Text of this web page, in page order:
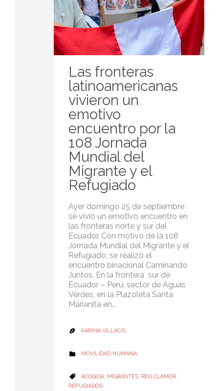
Las fronteras
latinoamericanas
vivieron un
emotivo
encuentro por la
108 Jornada
Mundial del
Migrante y el
Refugiado
Ayer domingo 25 de septiembre
se vivió un emotivo encuentro en
las fronteras norte y sur del
Ecuador. Con motivo de la 108
Jornada Mundial del Migrante y el
Refugiado, se realizó el
encuentro binacional Caminando
Juntos. En la frontera sur de
Ecuador – Perú, sector de Aguas
Verdes, en la Plazoleta Santa
Marianita en…
 KARINA VILLACIS
 CATEGORY
MOVILIDAD HUMANA
 CATEGORY
ACOGIDA, MIGRANTES, RED CLAMOR,
REFUGIADOS